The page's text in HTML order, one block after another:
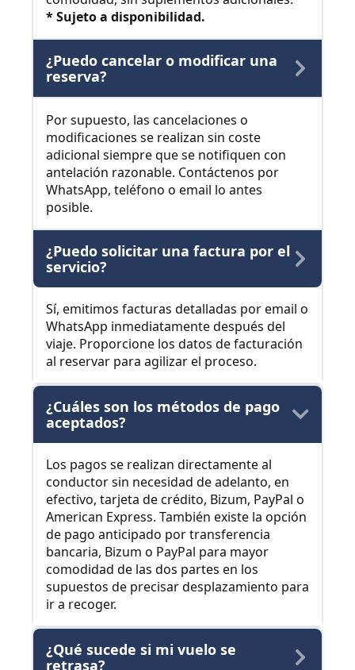
* Sujeto a disponibilidad.
¿Puedo cancelar o modificar una
reserva?
Por supuesto, las cancelaciones o
modificaciones se realizan sin coste
adicional siempre que se notifiquen con
antelación razonable. Contáctenos por
WhatsApp, teléfono o email lo antes
posible.
¿Puedo solicitar una factura por el
servicio?
Sí, emitimos facturas detalladas por email o
WhatsApp inmediatamente después del
viaje. Proporcione los datos de facturación
al reservar para agilizar el proceso.
¿Cuáles son los métodos de pago
aceptados?
Los pagos se realizan directamente al
conductor sin necesidad de adelanto, en
efectivo, tarjeta de crédito, Bizum, PayPal o
American Express. También existe la opción
de pago anticipado por transferencia
bancaria, Bizum o PayPal para mayor
comodidad de las dos partes en los
supuestos de precisar desplazamiento para
ir a recoger.
¿Qué sucede si mi vuelo se
retrasa?